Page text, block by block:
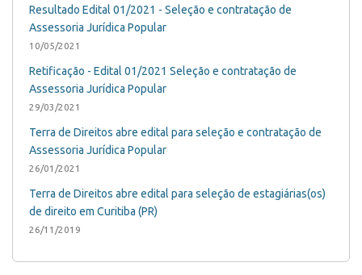
Resultado Edital 01/2021 - Seleção e contratação de
Assessoria Jurídica Popular
10/05/2021
Retificação - Edital 01/2021 Seleção e contratação de
Assessoria Jurídica Popular
29/03/2021
Terra de Direitos abre edital para seleção e contratação de
Assessoria Jurídica Popular
26/01/2021
Terra de Direitos abre edital para seleção de estagiárias(os)
de direito em Curitiba (PR)
26/11/2019